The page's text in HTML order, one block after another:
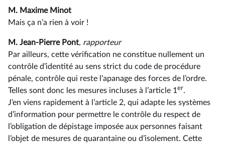
M. Maxime Minot
Mais ça n’a rien à voir !
M. Jean-Pierre Pont, rapporteur
Par ailleurs, cette vérification ne constitue nullement un
contrôle d’identité au sens strict du code de procédure
pénale, contrôle qui reste l’apanage des forces de l’ordre.
Telles sont donc les mesures incluses à l’article 1 er.
J’en viens rapidement à l’article 2, qui adapte les systèmes
d’information pour permettre le contrôle du respect de
l’obligation de dépistage imposée aux personnes faisant
l’objet de mesures de quarantaine ou d’isolement. Cette